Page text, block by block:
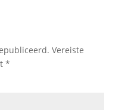
Vereiste
*